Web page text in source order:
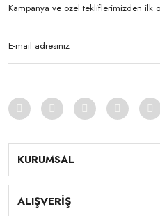
Kampanya ve özel tekliflerimizden ilk
KURUMSAL
ALIŞVERİŞ